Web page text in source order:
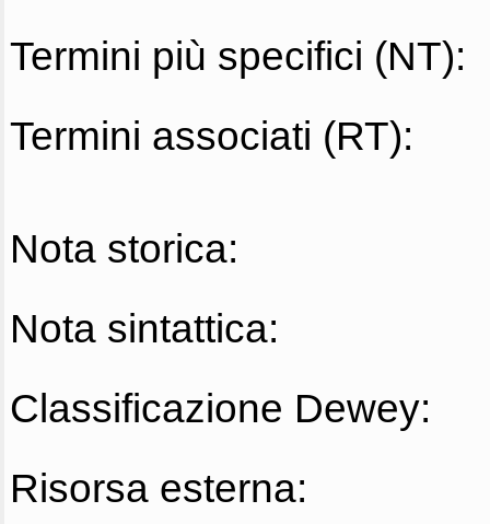
Termini più specifici (NT):
Termini associati (RT):
Nota storica:
Nota sintattica:
Classificazione Dewey:
Risorsa esterna: